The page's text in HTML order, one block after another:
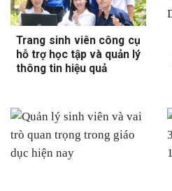
Trang sinh viên công cụ
hỗ trợ học tập và quản lý
thông tin hiệu quả